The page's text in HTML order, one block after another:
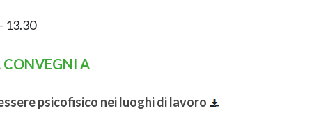
13.30
CONVEGNI A
psicofisico nei luoghi di lavoro